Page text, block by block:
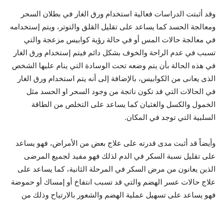
وقد أثبتت الدراسات فعالية استخدام ورق الغار في بطلان السحر
ومعالجة الحسد كما يساعد على تقليل القلق والتوتر، ويتم إستخدامه
في معالجة حالات المس أو في حالة رؤية كوابيس مزعجة والتي
تسبب في عدم الراحة والخوف بشكل دائم فيتم إستخدام ورق الغار
في هذه الحالة بأن يتم وضعه تحت الوسادة التي ينام عليها الشخص
الذى يعانى من الكوابيس، بالإضافة إلى أنه يتم استخدام ورق الغار
في الحالات التي قد تكون ناتجة من وجود السحر او الحسد مثل
الخمول والكسل والغثيان كما يساعد على التخلص من الطاقة
السلبية التي توجد في المكان.
وأيضاً قد أثبت مدى قدرته على علاج بعض من الأمراض، فهو يساعد
على تقليل نسبة السكر في الدم لذلك فهو مفيد لجميع المرضى
الذين يعانون من مرض السكر في المرحلة الثانية، كما يساعد على
علاج حالات عسر الهضم والتي قد تسبب انتفاخ أو إمساك أو حموضة
فهو يساعد على تسهيل عملية الهضم والشعور بالارتياح وذلك من